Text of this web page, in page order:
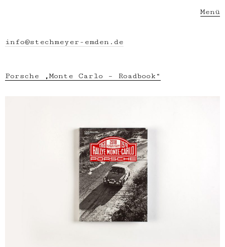
Menü
info@stechmeyer-emden.de
Porsche „Monte Carlo – Roadbook“